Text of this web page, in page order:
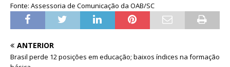
Fonte: Assessoria de Comunicação da OAB/SC
ANTERIOR
Brasil perde 12 posições em educação; baixos índices na formação